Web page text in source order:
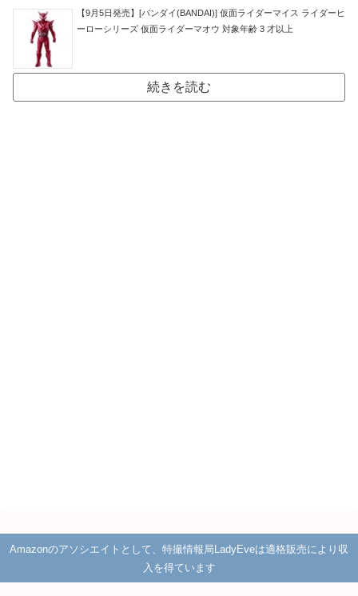
【9月5日発売】[バンダイ(BANDAI)] 仮面ライダーマイス ライダーヒ
ーローシリーズ 仮面ライダーマオウ 対象年齢 3 才以上
続きを読む
Amazonのアソシエイトとして、特撮情報局LadyEveは適格販売により収
入を得ています